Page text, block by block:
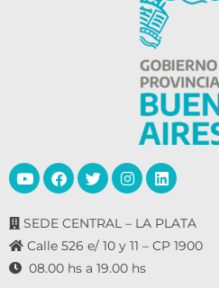
SEDE CENTRAL – LA PLATA
Calle 526 e/ 10 y 11 – CP 1900
08.00 hs a 19.00 hs